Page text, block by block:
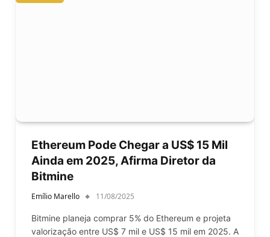
Ethereum Pode Chegar a US$ 15 Mil
Ainda em 2025, Afirma Diretor da
Bitmine
Emílio Marello 11/08/2025
Bitmine planeja comprar 5% do Ethereum e projeta
valorização entre US$ 7 mil e US$ 15 mil em 2025. A